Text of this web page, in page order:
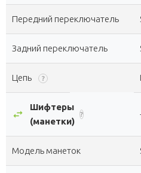
Передний переключатель
Задний переключатель
Цепь ?
swap_horiz
Шифтеры
(манетки)
?
Модель манеток